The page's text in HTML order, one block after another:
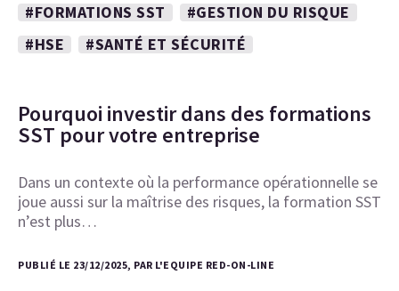
#FORMATIONS SST
#GESTION DU RISQUE
#HSE
#SANTÉ ET SÉCURITÉ
Pourquoi investir dans des formations
SST pour votre entreprise
Dans un contexte où la performance opérationnelle se
joue aussi sur la maîtrise des risques, la formation SST
n’est plus…
PUBLIÉ LE 23/12/2025, PAR L'EQUIPE RED-ON-LINE